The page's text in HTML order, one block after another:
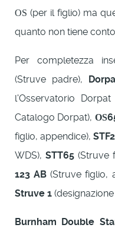
OS (per il figlio) ma
quanto non tiene
Per completezza
(Struve padre),
l'Osservatorio
Catalogo Dorpat), OS
figlio, appendice),
WDS), STT65 (Struve
123 AB (Struve figlio,
Struve 1
Burnham Double